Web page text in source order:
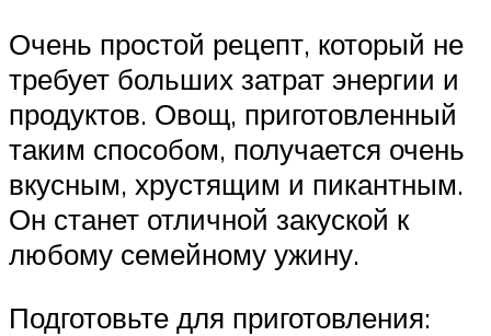
Очень простой рецепт, который не
требует больших затрат энергии и
продуктов. Овощ, приготовленный
таким способом, получается очень
вкусным, хрустящим и пикантным.
Он станет отличной закуской к
любому семейному ужину.
Подготовьте для приготовления: